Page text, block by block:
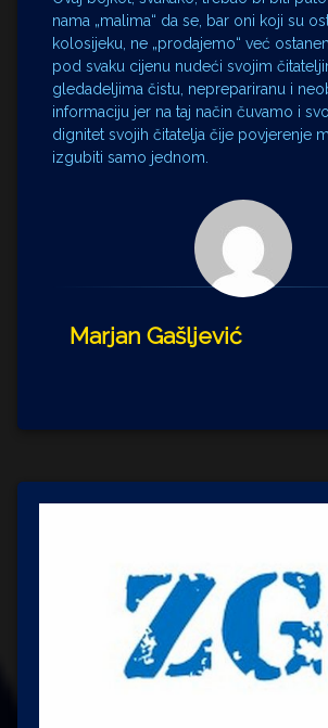
nama „malima“ da se, bar oni koji su
kolosijeku, ne „prodajemo“ već
pod svaku cijenu nudeći svojim
gledadeljima čistu, neprepariranu i
informaciju jer na taj način čuvamo i
dignitet svojih čitatelja čije povjerenje
izgubiti samo jednom.
Marjan Gašljević